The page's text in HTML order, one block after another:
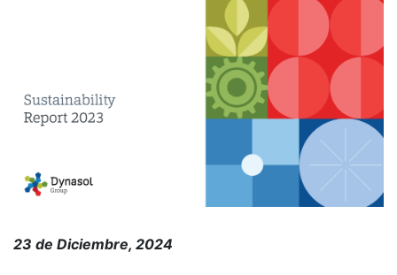
23 de Diciembre, 2024